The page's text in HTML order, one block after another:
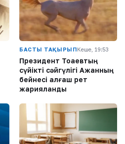
БАСТЫ ТАҚЫРЫПКеше, 19:53
Президент Тоқаевтың
сүйікті сәйгүлігі Ақжанның
бейнесі алғаш рет
жарияланды